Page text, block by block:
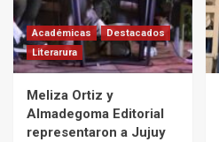
Académicas
Destacados
Literarura
Meliza Ortiz y
Almadegoma Editorial
representaron a Jujuy